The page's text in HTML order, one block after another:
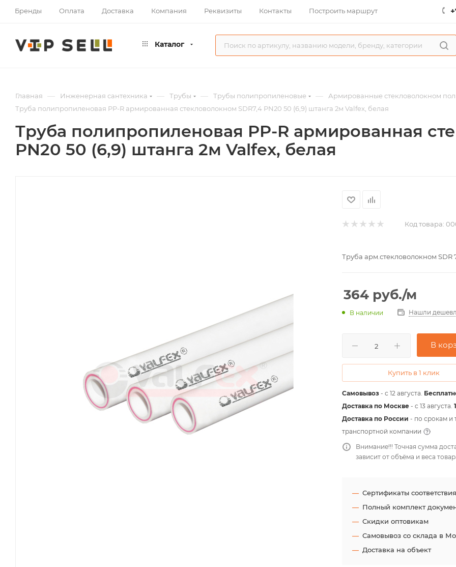
Бренды Оплата Доставка Компания Реквизиты Контакты Построить маршрут
Каталог
Главная — Инженерная сантехника — Трубы — Трубы полипропиленовые —
Армированные стекловолокном
Труба полипропиленовая PP-R армированная стекловолокном SDR7,4 PN20 50 (6,9) штанга 2м Valfex, белая
Труба полипропиленовая PP-R армированная
PN20 50 (6,9) штанга 2м Valfex, белая
Код товара:
Труба арм.стекловолокном
364 руб./м
В наличии Нашли
В
Купить в 1 клик
Самовывоз - с 12 августа.
Доставка по Москве - c 13 августа.
Доставка по России - по срокам и
транспортной компании
Внимание!!! Точная сумма
зависит от объёма и веса
Сертификаты соответствия
Полный комплект
Скидки оптовикам
Самовывоз со склада в
Доставка на объект